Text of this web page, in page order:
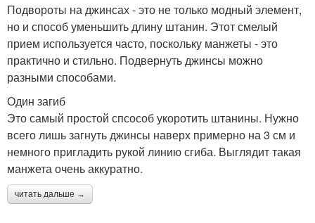
Подвороты на джинсах - это не только модный элемент,
но и способ уменьшить длину штанин. Этот смелый
прием используется часто, поскольку манжеты - это
практично и стильно. Подвернуть джинсы можно
разными способами.
Один загиб
Это самый простой спсособ укоротить штанины. Нужно
всего лишь загнуть джинсы наверх примерно на 3 см и
немного пригладить рукой линию сгиба. Выглядит такая
манжета очень аккуратно.
читать дальше →